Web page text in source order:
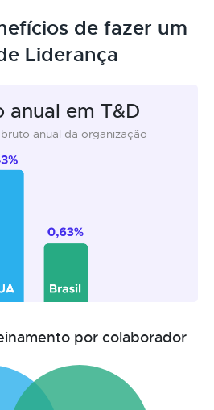
de fazer um
Liderança
anual em T&D
anual da organização
por colaborador